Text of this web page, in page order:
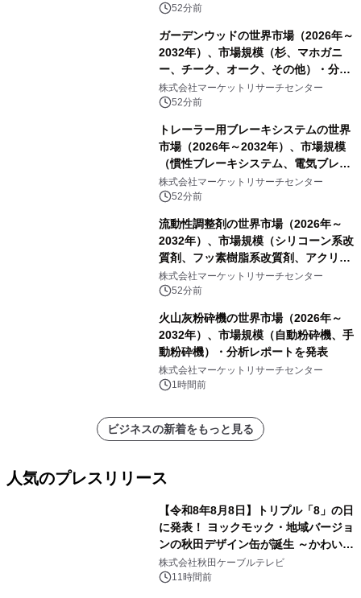
52分前
ガーデンウッドの世界市場（2026年～
2032年）、市場規模（杉、マホガニ
ー、チーク、オーク、その他）・分析
レポートを発表
株式会社マーケットリサーチセンター
52分前
トレーラー用ブレーキシステムの世界
市場（2026年～2032年）、市場規模
（慣性ブレーキシステム、電気ブレー
キシステム、その他）・分析レポート
を発表
株式会社マーケットリサーチセンター
52分前
流動性調整剤の世界市場（2026年～
2032年）、市場規模（シリコーン系改
質剤、フッ素樹脂系改質剤、アクリル
系改質剤、ポリウレタン系改質剤、ワ
ックス系改質剤）・分析レポートを発
株式会社マーケットリサーチセンター
52分前
火山灰粉砕機の世界市場（2026年～
2032年）、市場規模（自動粉砕機、手
動粉砕機）・分析レポートを発表
株式会社マーケットリサーチセンター
1時間前
ビジネスの新着をもっと見る
人気のプレスリリース
【令和8年8月8日】トリプル「8」の日
に発表！ ヨックモック・地域バージョ
ンの秋田デザイン缶が誕生 ～かわいい
秋田犬の子犬と秋田の四季と名所を巡
るパッケージ～ 9月1日(火)秋田県内で
株式会社秋田ケーブルテレビ
11時間前